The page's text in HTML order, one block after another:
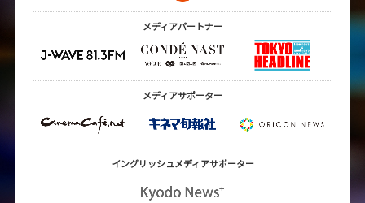
メディアパートナー
メディアサポーター
イングリッシュメディアサポーター